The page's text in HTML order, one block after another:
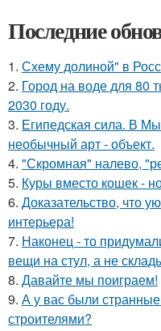
Последние
1. Схему долиной" в
2. Город на воде для 80
2030 году.
3. Египедская сила. В
необычный арт - объект.
4. "Скромная" налево,
5. Куры вместо кошек -
6. Доказательство, что
интерьера!
7. Наконец - то
вещи на стул, а не
8. Давайте мы поиграем!
9. А у вас были
строителями?